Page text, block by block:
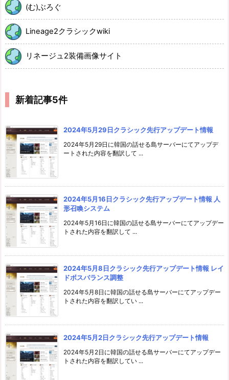
(む)ぶろぐ
Lineage2クラシックwiki
リネージュ2装備画像サイト
新着記事5件
2024年5月29日クラシック先行アップデート情報
2024年5月29日に韓国の話せる島サーバーにてアップデ
ートされた内容を翻訳して ...
2024年5月16日クラシック先行アップデート情報 人
形召喚システム
2024年5月16日に韓国の話せる島サーバーにてアップデー
トされた内容を翻訳して ...
2024年5月8日クラシック先行アップデート情報 レイ
ドボスバランス調整
2024年5月8日に韓国の話せる島サーバーにてアップデー
トされた内容を翻訳してい ...
2024年5月2日クラシック先行アップデート情報
2024年5月2日に韓国の話せる島サーバーにてアップデー
トされた内容を翻訳してい ...